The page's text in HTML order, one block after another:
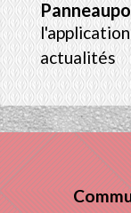
actualités